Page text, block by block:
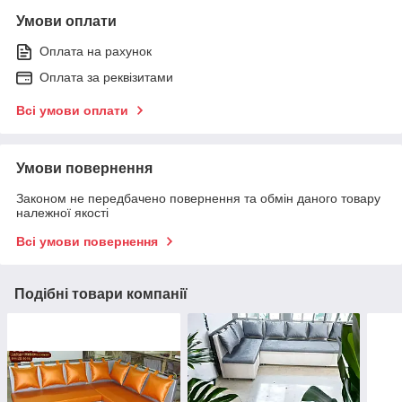
Умови оплати
Оплата на рахунок
Оплата за реквізитами
Всі умови оплати
Умови повернення
Законом не передбачено повернення та обмін даного товару
належної якості
Всі умови повернення
Подібні товари компанії